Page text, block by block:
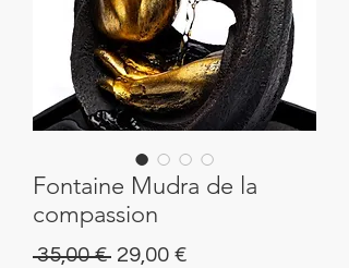
Fontaine Mudra de la
compassion
35,00 € Prix
29,00 €Prix